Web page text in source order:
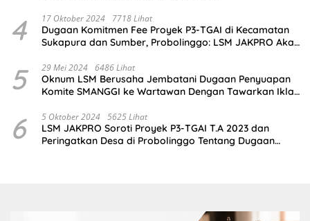
4 17 Oktober 2024 7718 Lihat
Dugaan Komitmen Fee Proyek P3-TGAI di Kecamatan
Sukapura dan Sumber, Probolinggo: LSM JAKPRO Akan
5 29 Mei 2024 6486 Lihat
Oknum LSM Berusaha Jembatani Dugaan Penyuapan
Komite SMANGGI ke Wartawan Dengan Tawarkan Iklan
6 5 Oktober 2024 5625 Lihat
LSM JAKPRO Soroti Proyek P3-TGAI T.A 2023 dan
Peringatkan Desa di Probolinggo Tentang Dugaan